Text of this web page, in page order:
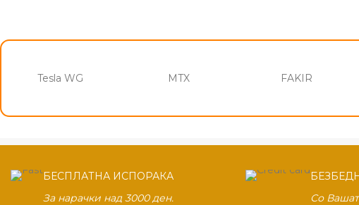
Tesla WG MTX FAKIR
БЕСПЛАТНА ИСПОРАКА
За нарачки над 3000 ден.
Со